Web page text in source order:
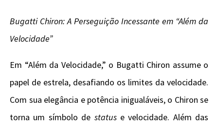
Bugatti Chiron: A Perseguição Incessante em “Além da
Velocidade”
Em “Além da Velocidade,” o Bugatti Chiron assume o
papel de estrela, desafiando os limites da velocidade.
Com sua elegância e potência inigualáveis, o Chiron se
torna um símbolo de statuse velocidade. Além das